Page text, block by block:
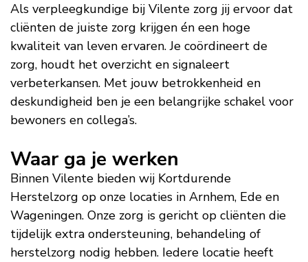
Als verpleegkundige bij Vilente zorg jij ervoor dat
cliënten de juiste zorg krijgen én een hoge
kwaliteit van leven ervaren. Je coördineert de
zorg, houdt het overzicht en signaleert
verbeterkansen. Met jouw betrokkenheid en
deskundigheid ben je een belangrijke schakel voor
bewoners en collega’s.
Waar ga je werken
Binnen Vilente bieden wij Kortdurende
Herstelzorg op onze locaties in Arnhem, Ede en
Wageningen. Onze zorg is gericht op cliënten die
tijdelijk extra ondersteuning, behandeling of
herstelzorg nodig hebben. Iedere locatie heeft